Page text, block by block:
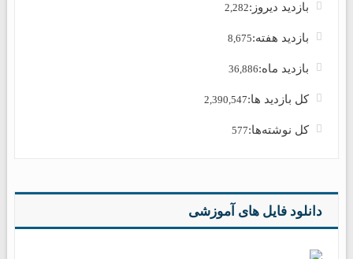
بازدید دیروز:2,282
بازدید هفته:8,675
بازدید ماه:36,886
کل بازدید ها:2,390,547
کل نوشته‌ها:577
دانلود فایل های آموزشی